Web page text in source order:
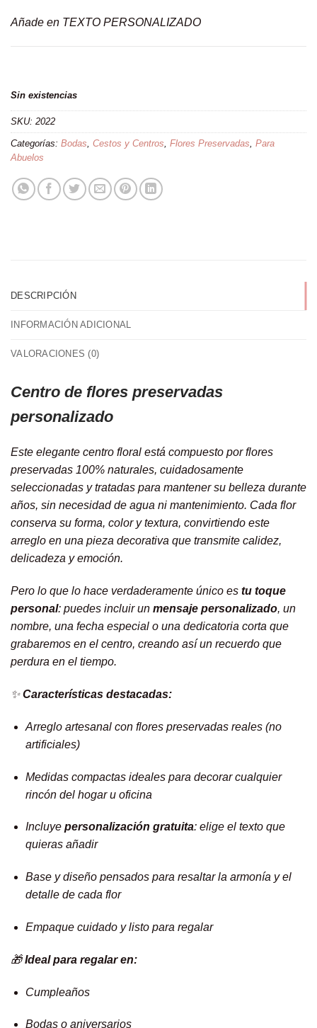
Añade en TEXTO PERSONALIZADO
Sin existencias
SKU: 2022
Categorías: Bodas Cestos y Centros Flores Preservadas Para
Abuelos
DESCRIPCIÓN
INFORMACIÓN ADICIONAL
VALORACIONES (0)
Centro de flores preservadas
personalizado
Este elegante centro floral está compuesto por flores
preservadas 100% naturales, cuidadosamente
seleccionadas y tratadas para mantener su belleza durante
años, sin necesidad de agua ni mantenimiento. Cada flor
conserva su forma, color y textura, convirtiendo este
arreglo en una pieza decorativa que transmite calidez,
delicadeza y emoción.
Pero lo que lo hace verdaderamente único es tu toque
personal: puedes incluir un mensaje personalizado, un
nombre, una fecha especial o una dedicatoria corta que
grabaremos en el centro, creando así un recuerdo que
perdura en el tiempo.
✨Características destacadas:
Arreglo artesanal con flores preservadas reales (no
artificiales)
Medidas compactas ideales para decorar cualquier
rincón del hogar u oficina
Incluye personalización gratuita: elige el texto que
quieras añadir
Base y diseño pensados para resaltar la armonía y el
detalle de cada flor
Empaque cuidado y listo para regalar
🎁Ideal para regalar en:
Cumpleaños
Bodas o aniversarios